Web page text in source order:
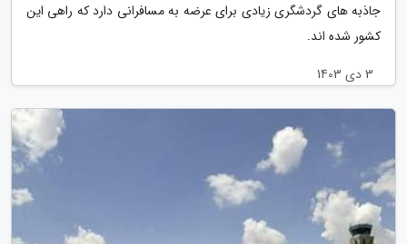
جاذبه های گردشگری زیادی برای عرضه به مسافرانی دارد که راهی این
کشور شده اند.
3 دی 1403